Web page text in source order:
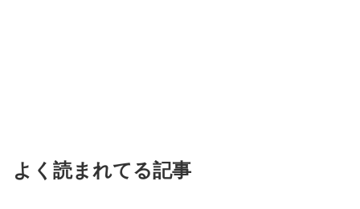
よく読まれてる記事